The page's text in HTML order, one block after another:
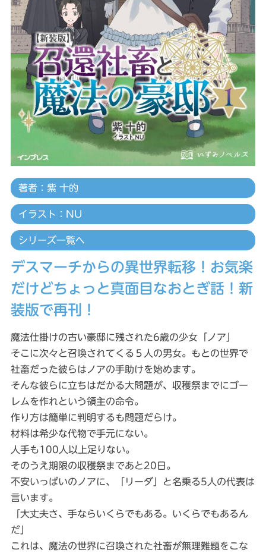
デスマーチからの異世界転移！お気楽
だけどちょっと真面目なおとぎ話！新
装版で再刊！
魔法仕掛けの古い豪邸に残された6歳の少女「ノア」
そこに次々と召喚されてくる５人の男女。もとの世界で
社畜だった彼らはノアの手助けを始めます。
そんな彼らに立ちはだかる大問題が、収穫祭までにゴー
レムを作れという領主の命令。
作り方は簡単に判明するも問題だらけ。
材料は希少な代物で手元にない。
人手も100人以上足りない。
そのうえ期限の収穫祭まであと20日。
不安いっぱいのノアに、「リーダ」と名乗る5人の代表は
言います。
「大丈夫さ、手ならいくらでもある。いくらでもあるん
だ」
これは、魔法の世界に召喚された社畜が無理難題をこな
著者：紫 十的
イラスト：NU
シリーズ一覧へ